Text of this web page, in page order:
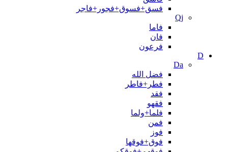
فسق+فسوق+فجور+فاجر
Qj
فاما
فان
فرعون
D
Da
فضل الله
فطر+فاطر
فقد
فقهو
فلما+ولما
فمن
فوز
فوق+فوقها